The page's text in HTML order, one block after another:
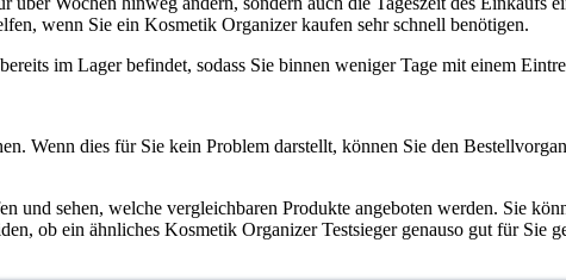
wenn Sie ein Kosmetik Organizer kaufen sehr schnell benötigen.
im Lager befindet, sodass Sie binnen weniger Tage mit einem
Wenn dies für Sie kein Problem darstellt, können Sie den
und sehen, welche vergleichbaren Produkte angeboten werden. Sie
ob ein ähnliches Kosmetik Organizer Testsieger genauso gut für Sie